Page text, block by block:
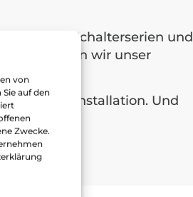
von
auf den
Zwecke.
sowie Schalterserien und
erweitern wir unser
Elektroinstallation. Und